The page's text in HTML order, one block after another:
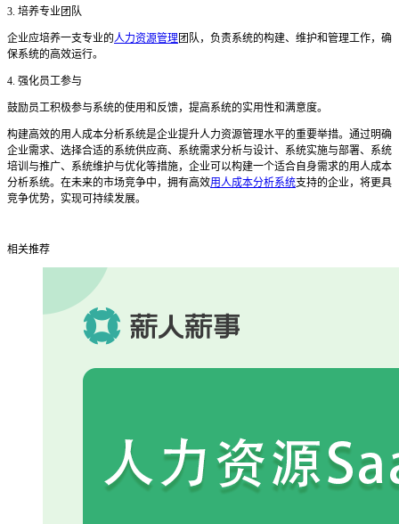
3. 培养专业团队
企业应培养一支专业的人力资源管理团队，负责系统的构建、维护和管理工作，确
保系统的高效运行。
4. 强化员工参与
鼓励员工积极参与系统的使用和反馈，提高系统的实用性和满意度。
构建高效的用人成本分析系统是企业提升人力资源管理水平的重要举措。通过明确
企业需求、选择合适的系统供应商、系统需求分析与设计、系统实施与部署、系统
培训与推广、系统维护与优化等措施，企业可以构建一个适合自身需求的用人成本
分析系统。在未来的市场竞争中，拥有高效用人成本分析系统支持的企业，将更具
竞争优势，实现可持续发展。
相关推荐